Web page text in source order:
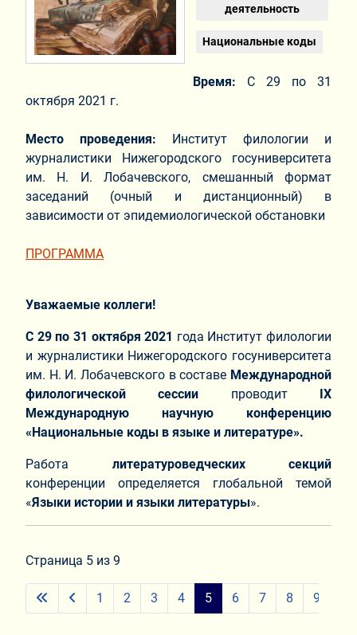
деятельность
Национальные коды
Время:
С 29 по 31
октября 2021 г.
Место проведения:
Институт филологии и
журналистики Нижегородского госуниверситета
им. Н. И. Лобачевского, смешанный формат
заседаний (очный и дистанционный) в
зависимости от эпидемиологической обстановки
ПРОГРАММА
Уважаемые коллеги!
С 29 по 31 октября 2021 года Институт филологии
и журналистики Нижегородского госуниверситета
им. Н. И. Лобачевского в составе Международной
филологической сессии проводит
IX
Международную научную конференцию
«Национальные коды в языке и литературе».
Работа литературоведческих секций
конференции определяется глобальной темой
«Языки истории и языки литературы».
Страница 5 из 9
1 2 3 4 5 6 7 8 9